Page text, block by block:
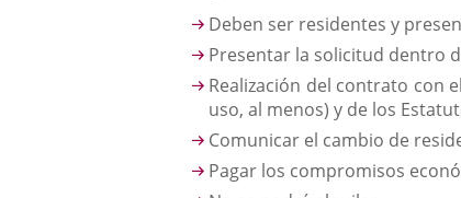
Deben ser residentes y
Presentar la solicitud dentro
Realización del contrato con
uso, al menos) y de los
Comunicar el cambio de
Pagar los compromisos